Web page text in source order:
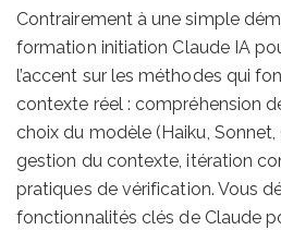
Contrairement à une simple
formation initiation Claude IA
l’accent sur les méthodes qui
contexte réel : compréhension
choix du modèle (Haiku,
gestion du contexte, itération
pratiques de vérification. Vous
fonctionnalités clés de Claude